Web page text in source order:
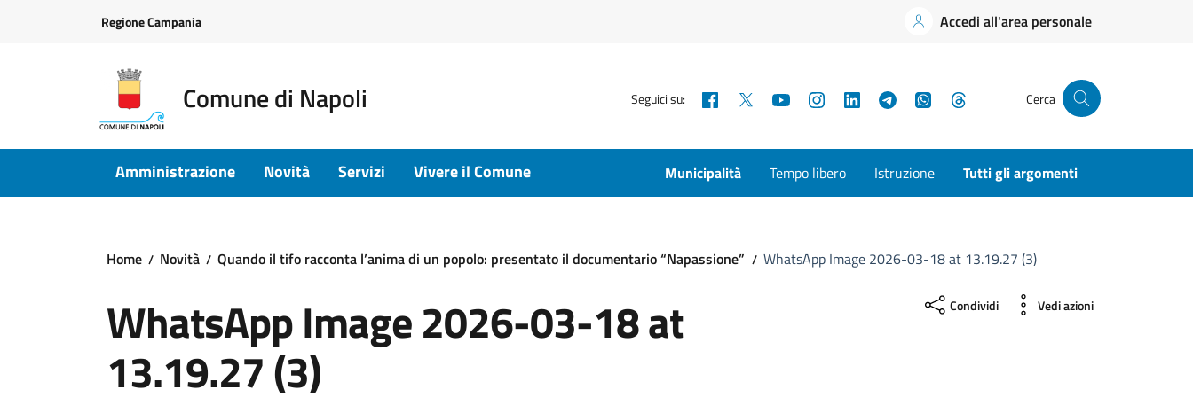
Regione Campania Accedi all'area personale
Comune di Napoli Seguici su: Facebook YouTubeInstagramLinkedInTelegramWhatsApp Cerca
Amministrazione Novità Servizi Vivere il Comune Municipalità Tempo libero Istruzione Tutti gli argomenti
Home Novità Quando il tifo racconta l’anima di un popolo: presentato il documentario “Napassione” WhatsApp Image 2026-03-18 at 13.19.27 (3)
WhatsApp Image 2026-03-18 at
13.19.27 (3)
Condividi Vedi azioni